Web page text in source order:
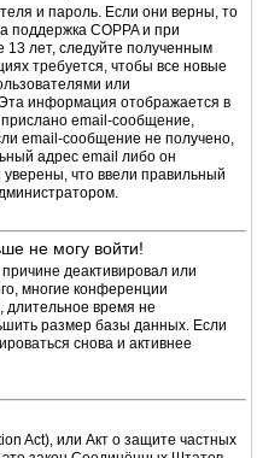
и пароль. Если они верны, то
поддержка COPPA и при
13 лет, следуйте полученным
требуется, чтобы все новые
или
информация отображается в
email-сообщение,
email-сообщение не получено,
адрес email либо он
что ввели правильный
не могу войти!
деактивировал или
многие конференции
длительное время не
размер базы данных. Если
снова и активнее
Act), или Акт о защите частных